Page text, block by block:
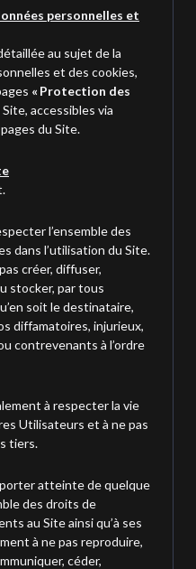
personnelles et
au sujet de la
et des cookies,
« Protection des
Site, accessibles via
du Site.
l’ensemble des
dans l’utilisation du Site.
créer, diffuser,
stocker, par tous
soit le destinataire,
diffamatoires, injurieux,
contrevenants à l’ordre
à respecter la vie
Utilisateurs et à ne pas
tiers.
atteinte de quelque
des droits de
au Site ainsi qu’à ses
à ne pas reproduire,
céder,